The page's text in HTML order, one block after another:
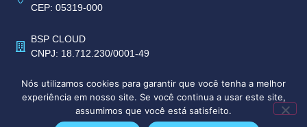
CEP: 05319-000
BSP CLOUD
CNPJ: 18.712.230/0001-49
BSP CLOUD 2025 © Todos os direitos reservados
Nós utilizamos cookies para garantir que você tenha a melhor
experiência em nosso site. Se você continua a usar este site,
assumimos que você está satisfeito.